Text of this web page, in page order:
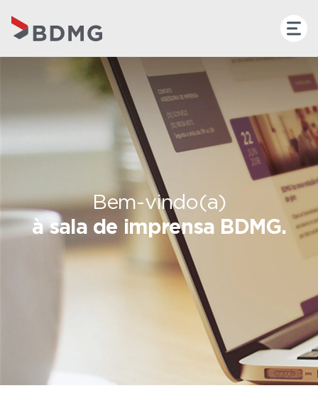
Bem-vindo(a)
à sala de imprensa BDMG.